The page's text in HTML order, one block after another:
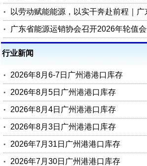
行业新闻
2026年8月6-7日广州港港口库存
2026年8月5日广州港港口库存
2026年8月4日广州港港口库存
2026年8月3日广州港港口库存
2026年7月31日广州港港口库存
2026年7月30日广州港港口库存